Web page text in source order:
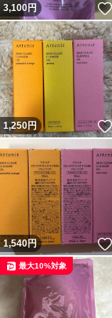
3,100円
1,250円
1,540円
最大10%対象